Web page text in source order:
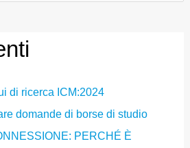
di ricerca ICM:2024
domande di borse di studio
PERCHÉ È